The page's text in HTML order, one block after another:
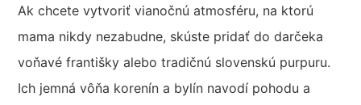
Ak chcete vytvoriť vianočnú atmosféru, na ktorú
mama nikdy nezabudne, skúste pridať do darčeka
voňavé františky alebo tradičnú slovenskú purpuru.
Ich jemná vôňa korenín a bylín navodí pohodu a